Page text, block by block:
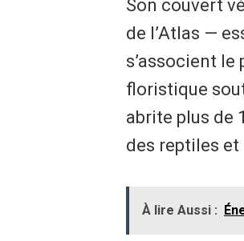
Son couvert
de l’Atlas —
s’associent le
floristique
abrite plus de
des reptiles et
À lire Aussi :